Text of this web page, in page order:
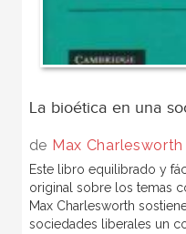
La bioética en una
de Max Charlesworth
Este libro equilibrado y
original sobre los temas
Max Charlesworth
sociedades liberales un